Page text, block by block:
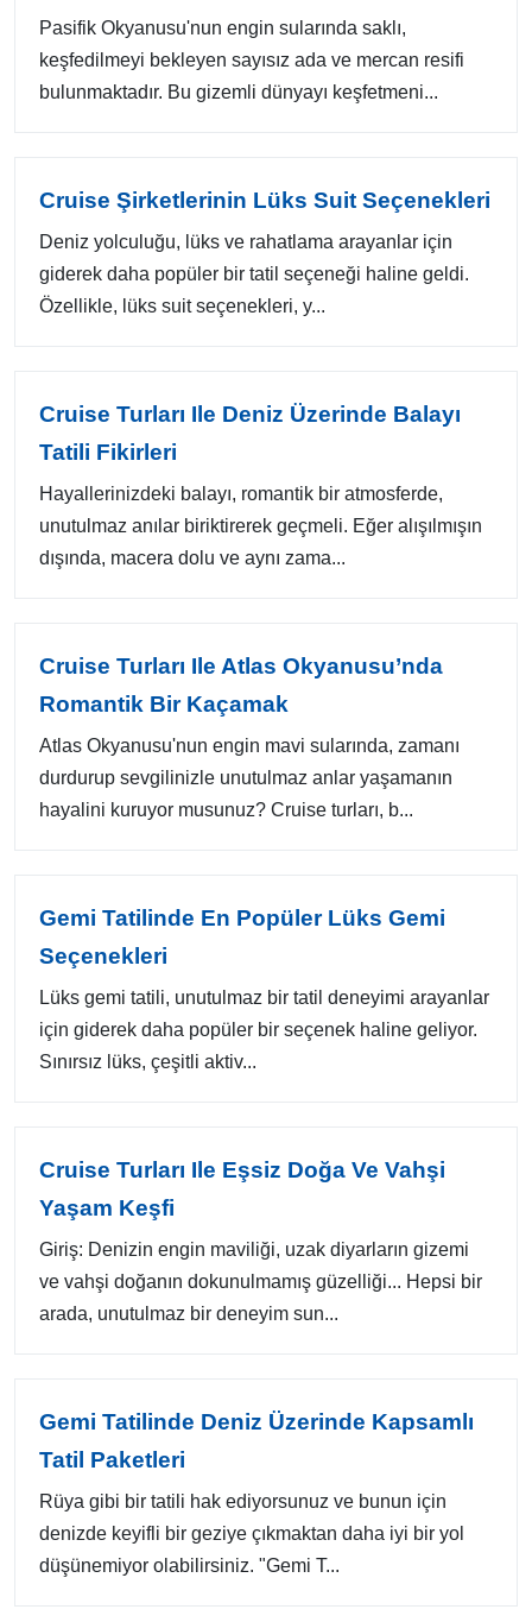
Pasifik Okyanusu'nun engin sularında saklı,
keşfedilmeyi bekleyen sayısız ada ve mercan resifi
bulunmaktadır. Bu gizemli dünyayı keşfetmeni...
Cruise Şirketlerinin Lüks Suit Seçenekleri
Deniz yolculuğu, lüks ve rahatlama arayanlar için
giderek daha popüler bir tatil seçeneği haline geldi.
Özellikle, lüks suit seçenekleri, y...
Cruise Turları Ile Deniz Üzerinde Balayı
Tatili Fikirleri
Hayallerinizdeki balayı, romantik bir atmosferde,
unutulmaz anılar biriktirerek geçmeli. Eğer alışılmışın
dışında, macera dolu ve aynı zama...
Cruise Turları Ile Atlas Okyanusu’nda
Romantik Bir Kaçamak
Atlas Okyanusu'nun engin mavi sularında, zamanı
durdurup sevgilinizle unutulmaz anlar yaşamanın
hayalini kuruyor musunuz? Cruise turları, b...
Gemi Tatilinde En Popüler Lüks Gemi
Seçenekleri
Lüks gemi tatili, unutulmaz bir tatil deneyimi arayanlar
için giderek daha popüler bir seçenek haline geliyor.
Sınırsız lüks, çeşitli aktiv...
Cruise Turları Ile Eşsiz Doğa Ve Vahşi
Yaşam Keşfi
Giriş: Denizin engin maviliği, uzak diyarların gizemi
ve vahşi doğanın dokunulmamış güzelliği... Hepsi bir
arada, unutulmaz bir deneyim sun...
Gemi Tatilinde Deniz Üzerinde Kapsamlı
Tatil Paketleri
Rüya gibi bir tatili hak ediyorsunuz ve bunun için
denizde keyifli bir geziye çıkmaktan daha iyi bir yol
düşünemiyor olabilirsiniz. "Gemi T...